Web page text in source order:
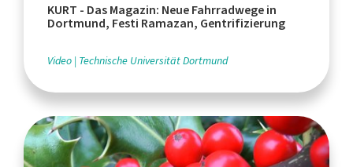
KURT - Das Magazin: Neue Fahrradwege in
Dortmund, Festi Ramazan, Gentrifizierung
Video Technische Universität Dortmund